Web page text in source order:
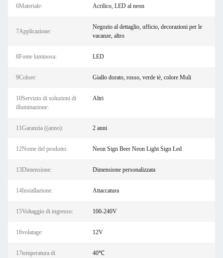
6Materiale: Acrilico, LED al neon
7Applicazione:
Negozio al dettaglio, ufficio, decorazioni per le
vacanze, altro
8Fonte luminosa: LED
9Colore: Giallo dorato, rosso, verde tè, colore Muli
10Servizio di soluzioni di
illuminazione:
Altri
11Garanzia ((anno): 2 anni
12Nome del prodotto: Neon Sign Beer Neon Light Sign Led
13Dimensione: Dimensione personalizzata
14Installazione: Attaccatura
15Voltaggio di ingresso: 100-240V
16volatage: 12V
17temperatura di
40℃